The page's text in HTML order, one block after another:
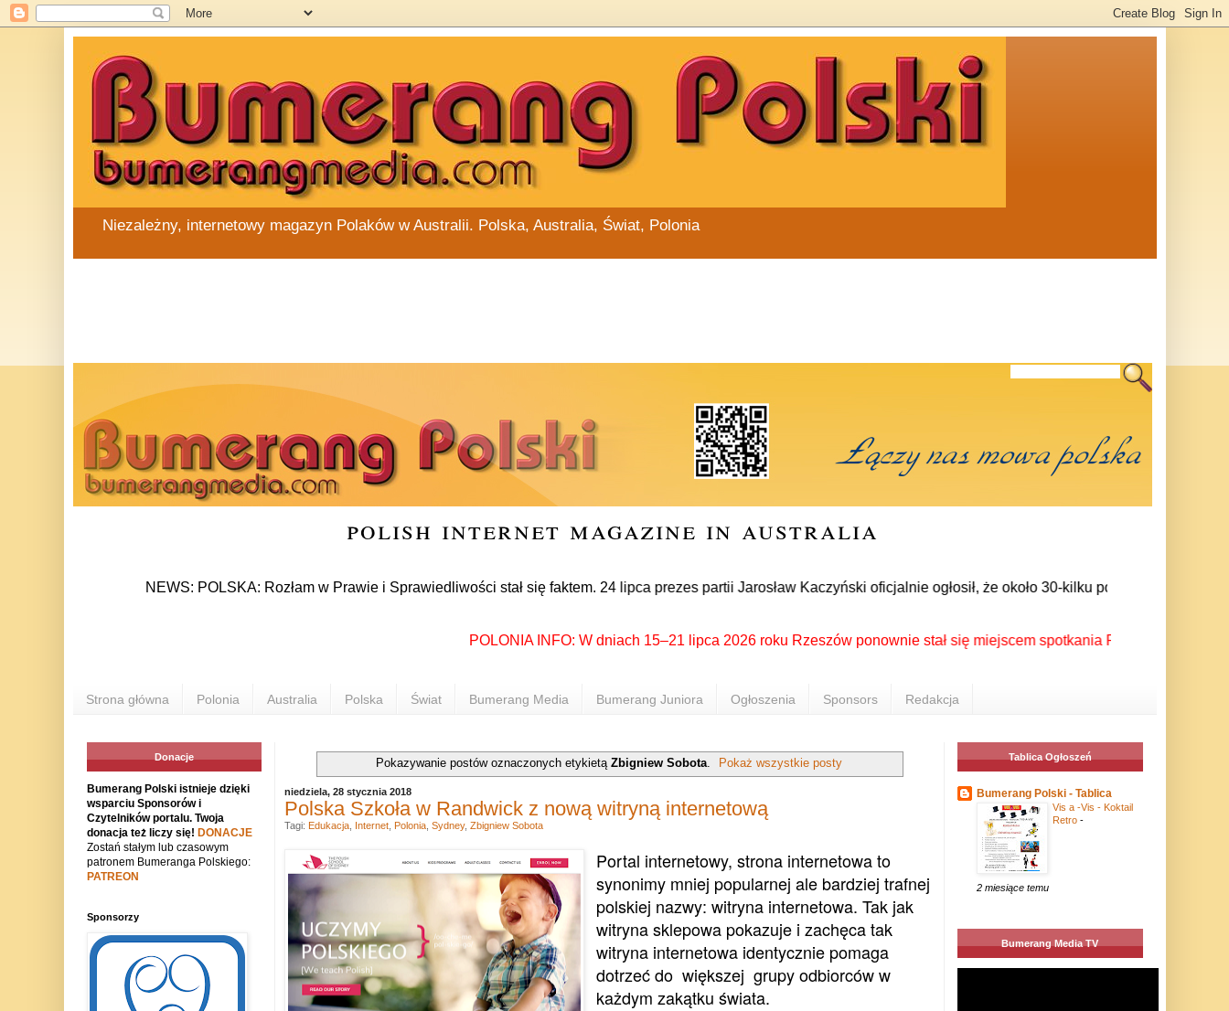
Niezależny, internetowy magazyn Polaków w Australii. Polska, Australia, Świat, Polonia
polish internet magazine in australia
NEWS: POLSKA: Rozłam w Prawie i Sprawiedliwości stał się faktem. 24 lipca prezes partii Jarosław Kaczyński oficjalnie ogłosił, że około 30-kilku posłów
POLONIA INFO: W dniach 15–21 lipca 2026 roku Rzeszów ponownie stał się miejscem spotkania Polonii z całego
Strona główna Polonia Australia Polska Świat Bumerang Media Bumerang Juniora Ogłoszenia Sponsors Redakcja
Pokazywanie postów oznaczonych etykietą Zbigniew Sobota. Pokaż wszystkie posty
niedziela, 28 stycznia 2018
Polska Szkoła w Randwick z nową witryną internetową
Portal internetowy, strona internetowa to
synonimy mniej popularnej ale bardziej trafnej
polskiej nazwy: witryna internetowa. Tak jak
witryna sklepowa pokazuje i zachęca tak
witryna internetowa identycznie pomaga
dotrzeć do większej grupy odbiorców w
każdym zakątku świata.
Tagi: Edukacja, Internet, Polonia, Sydney, Zbigniew Sobota
Donacje
Bumerang Polski istnieje dzięki
wsparciu Sponsorów i
Czytelników portalu. Twoja
donacja też liczy się! DONACJE
Zostań stałym lub czasowym
patronem Bumeranga Polskiego:
PATREON
Sponsorzy
Tablica Ogłoszeń
Bumerang Polski - Tablica
Vis a -Vis - Koktail
Retro -
2 miesiące temu
Bumerang Media TV